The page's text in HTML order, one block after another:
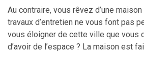
Au contraire, vous rêvez d’une
travaux d’entretien ne vous font pas
vous éloigner de cette ville que vous
d’avoir de l’espace ? La maison est